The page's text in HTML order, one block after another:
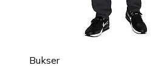
Bukser